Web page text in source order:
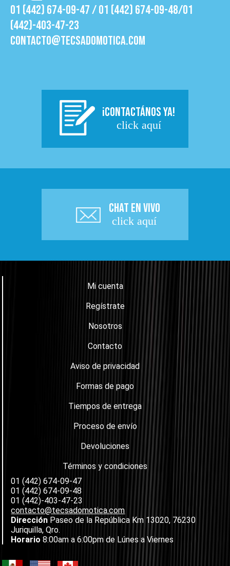
01 (442) 674-09-47 / 01 (442) 674-09-48/01
(442)-403-47-23
contacto@tecsadomotica.com
¡CONTACTÁNOS YA!
click aquí
CHAT EN VIVO
click aquí
Mi cuenta
Regístrate
Nosotros
Contacto
Aviso de privacidad
Formas de pago
Tiempos de entrega
Proceso de envío
Devoluciones
Términos y condiciones
01 (442) 674-09-47
01 (442) 674-09-48
01 (442)-403-47-23
contacto@tecsadomotica.com
Dirección Paseo de la República Km 13020, 76230
Juriquilla, Qro.
Horario 8:00am a 6:00pm de Lúnes a Viernes